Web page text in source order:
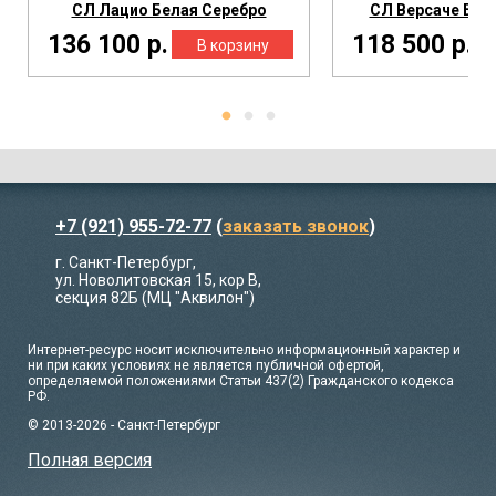
СЛ Лацио Белая Серебро
136 100 р.
СЛ Версаче
118 500 р.
+7 (921) 955-72-77 (заказать звонок)
г. Санкт-Петербург,
ул. Новолитовская 15, кор В,
секция 82Б (МЦ "Аквилон")
Интернет-ресурс носит исключительно информационный характер и
ни при каких условиях не является публичной офертой,
определяемой положениями Статьи 437(2) Гражданского кодекса
РФ.
© 2013-2026 - Санкт-Петербург
Полная версия